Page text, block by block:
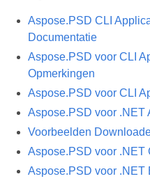
Aspose.PSD CLI
Documentatie
Aspose.PSD voor CLI
Opmerkingen
Aspose.PSD voor CLI
Aspose.PSD voor .NET
Voorbeelden
Aspose.PSD voor .NET
Aspose.PSD voor .NET